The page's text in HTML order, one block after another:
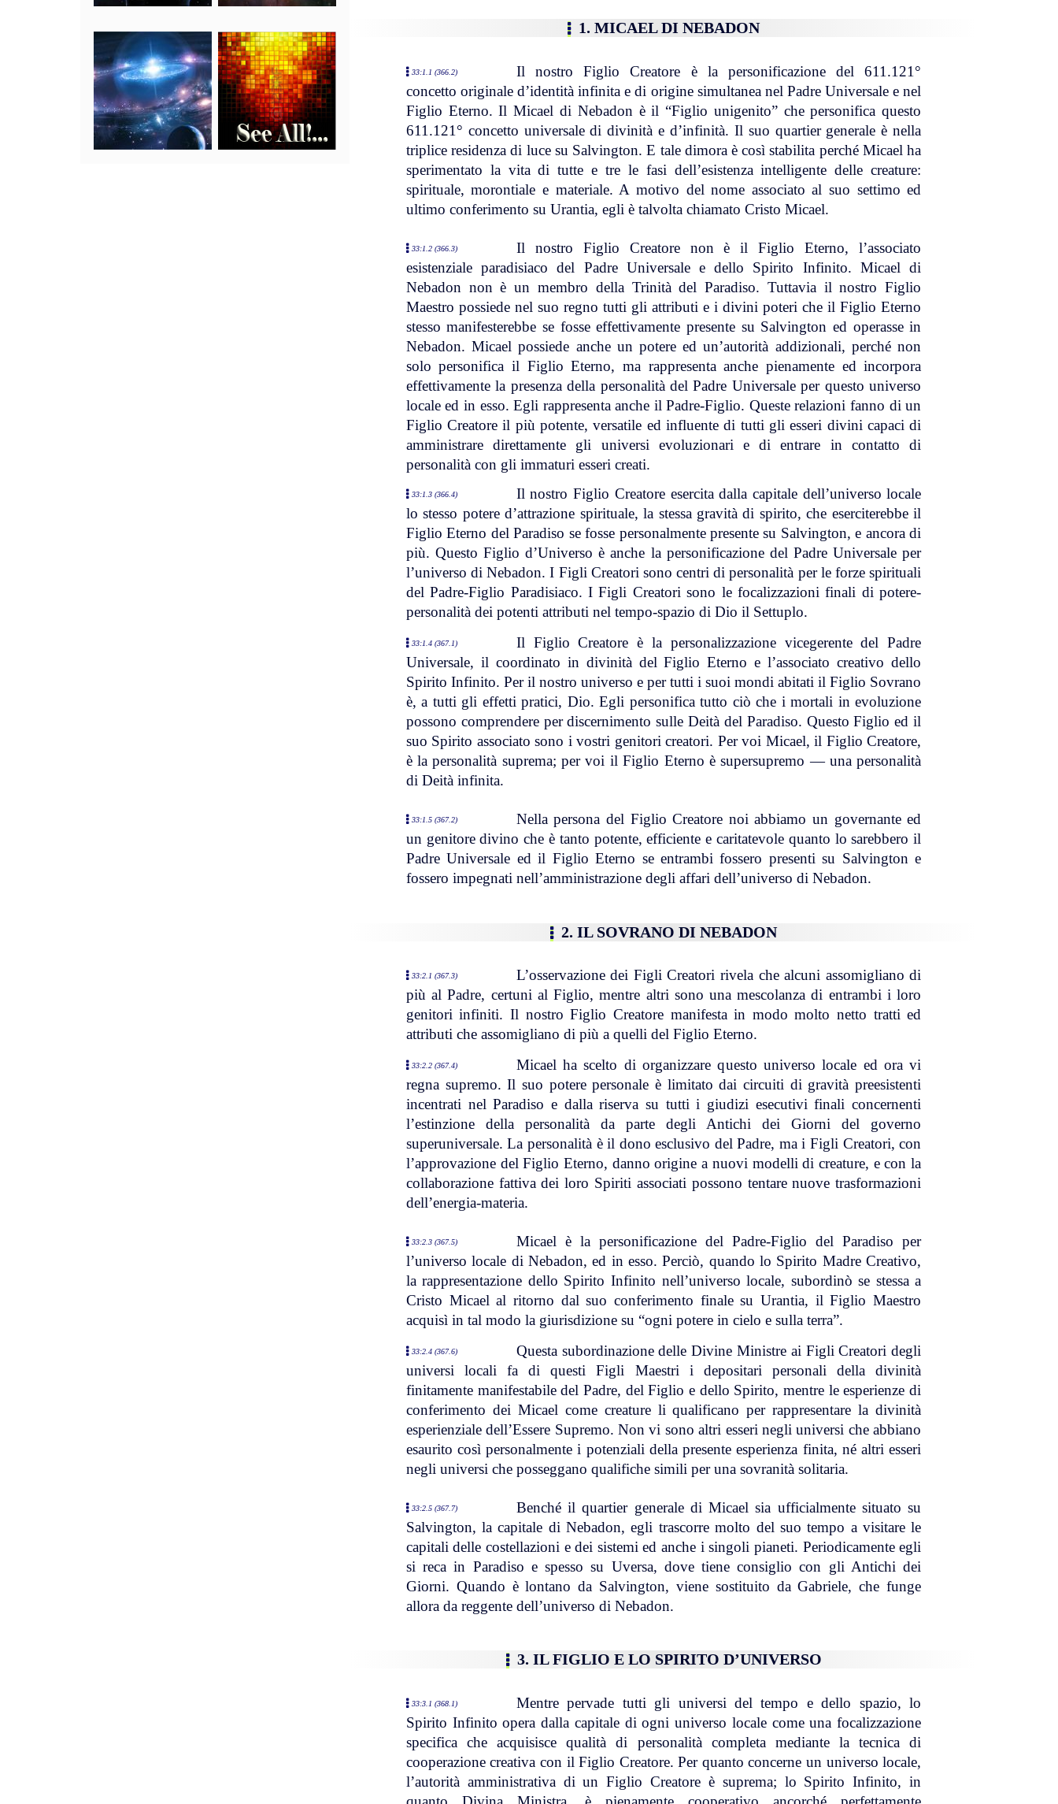
1. MICAEL DI NEBADON
33:1.1 (366.2)
Il nostro Figlio Creatore è la personificazione del 611.121°
concetto originale d’identità infinita e di origine simultanea nel Padre Universale e nel
Figlio Eterno. Il Micael di Nebadon è il “Figlio unigenito” che personifica questo
611.121° concetto universale di divinità e d’infinità. Il suo quartier generale è nella
triplice residenza di luce su Salvington. E tale dimora è così stabilita perché Micael ha
sperimentato la vita di tutte e tre le fasi dell’esistenza intelligente delle creature:
spirituale, morontiale e materiale. A motivo del nome associato al suo settimo ed
ultimo conferimento su Urantia, egli è talvolta chiamato Cristo Micael.
33:1.2 (366.3)
Il nostro Figlio Creatore non è il Figlio Eterno, l’associato
esistenziale paradisiaco del Padre Universale e dello Spirito Infinito. Micael di
Nebadon non è un membro della Trinità del Paradiso. Tuttavia il nostro Figlio
Maestro possiede nel suo regno tutti gli attributi e i divini poteri che il Figlio Eterno
stesso manifesterebbe se fosse effettivamente presente su Salvington ed operasse in
Nebadon. Micael possiede anche un potere ed un’autorità addizionali, perché non
solo personifica il Figlio Eterno, ma rappresenta anche pienamente ed incorpora
effettivamente la presenza della personalità del Padre Universale per questo universo
locale ed in esso. Egli rappresenta anche il Padre-Figlio. Queste relazioni fanno di un
Figlio Creatore il più potente, versatile ed influente di tutti gli esseri divini capaci di
amministrare direttamente gli universi evoluzionari e di entrare in contatto di
personalità con gli immaturi esseri creati.
33:1.3 (366.4)
Il nostro Figlio Creatore esercita dalla capitale dell’universo locale
lo stesso potere d’attrazione spirituale, la stessa gravità di spirito, che eserciterebbe il
Figlio Eterno del Paradiso se fosse personalmente presente su Salvington, e ancora di
più. Questo Figlio d’Universo è anche la personificazione del Padre Universale per
l’universo di Nebadon. I Figli Creatori sono centri di personalità per le forze spirituali
del Padre-Figlio Paradisiaco. I Figli Creatori sono le focalizzazioni finali di potere-
personalità dei potenti attributi nel tempo-spazio di Dio il Settuplo.
33:1.4 (367.1)
Il Figlio Creatore è la personalizzazione vicegerente del Padre
Universale, il coordinato in divinità del Figlio Eterno e l’associato creativo dello
Spirito Infinito. Per il nostro universo e per tutti i suoi mondi abitati il Figlio Sovrano
è, a tutti gli effetti pratici, Dio. Egli personifica tutto ciò che i mortali in evoluzione
possono comprendere per discernimento sulle Deità del Paradiso. Questo Figlio ed il
suo Spirito associato sono i vostri genitori creatori. Per voi Micael, il Figlio Creatore,
è la personalità suprema; per voi il Figlio Eterno è supersupremo — una personalità
di Deità infinita.
33:1.5 (367.2)
Nella persona del Figlio Creatore noi abbiamo un governante ed
un genitore divino che è tanto potente, efficiente e caritatevole quanto lo sarebbero il
Padre Universale ed il Figlio Eterno se entrambi fossero presenti su Salvington e
fossero impegnati nell’amministrazione degli affari dell’universo di Nebadon.
2. IL SOVRANO DI NEBADON
33:2.1 (367.3)
L’osservazione dei Figli Creatori rivela che alcuni assomigliano di
più al Padre, certuni al Figlio, mentre altri sono una mescolanza di entrambi i loro
genitori infiniti. Il nostro Figlio Creatore manifesta in modo molto netto tratti ed
attributi che assomigliano di più a quelli del Figlio Eterno.
33:2.2 (367.4)
Micael ha scelto di organizzare questo universo locale ed ora vi
regna supremo. Il suo potere personale è limitato dai circuiti di gravità preesistenti
incentrati nel Paradiso e dalla riserva su tutti i giudizi esecutivi finali concernenti
l’estinzione della personalità da parte degli Antichi dei Giorni del governo
superuniversale. La personalità è il dono esclusivo del Padre, ma i Figli Creatori, con
l’approvazione del Figlio Eterno, danno origine a nuovi modelli di creature, e con la
collaborazione fattiva dei loro Spiriti associati possono tentare nuove trasformazioni
dell’energia-materia.
33:2.3 (367.5)
Micael è la personificazione del Padre-Figlio del Paradiso per
l’universo locale di Nebadon, ed in esso. Perciò, quando lo Spirito Madre Creativo,
la rappresentazione dello Spirito Infinito nell’universo locale, subordinò se stessa a
Cristo Micael al ritorno dal suo conferimento finale su Urantia, il Figlio Maestro
acquisì in tal modo la giurisdizione su “ogni potere in cielo e sulla terra”.
33:2.4 (367.6)
Questa subordinazione delle Divine Ministre ai Figli Creatori degli
universi locali fa di questi Figli Maestri i depositari personali della divinità
finitamente manifestabile del Padre, del Figlio e dello Spirito, mentre le esperienze di
conferimento dei Micael come creature li qualificano per rappresentare la divinità
esperienziale dell’Essere Supremo. Non vi sono altri esseri negli universi che abbiano
esaurito così personalmente i potenziali della presente esperienza finita, né altri esseri
negli universi che posseggano qualifiche simili per una sovranità solitaria.
33:2.5 (367.7)
Benché il quartier generale di Micael sia ufficialmente situato su
Salvington, la capitale di Nebadon, egli trascorre molto del suo tempo a visitare le
capitali delle costellazioni e dei sistemi ed anche i singoli pianeti. Periodicamente egli
si reca in Paradiso e spesso su Uversa, dove tiene consiglio con gli Antichi dei
Giorni. Quando è lontano da Salvington, viene sostituito da Gabriele, che funge
allora da reggente dell’universo di Nebadon.
3. IL FIGLIO E LO SPIRITO D’UNIVERSO
33:3.1 (368.1)
Mentre pervade tutti gli universi del tempo e dello spazio, lo
Spirito Infinito opera dalla capitale di ogni universo locale come una focalizzazione
specifica che acquisisce qualità di personalità completa mediante la tecnica di
cooperazione creativa con il Figlio Creatore. Per quanto concerne un universo locale,
l’autorità amministrativa di un Figlio Creatore è suprema; lo Spirito Infinito, in